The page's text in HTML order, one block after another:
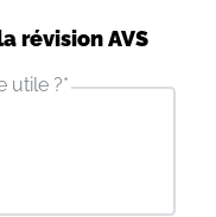
révision AVS
utile ?*